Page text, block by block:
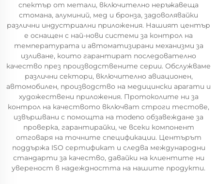
спектър от метали, включително неръжавеща
стомана, алуминий, мед и бронза, задоволявайки
различни индустриални приложения. Нашият център
е оснащен с най-нови системи за контрол на
температурата и автоматизирани механизми за
изливане, които гарантират последователно
качество през производствените серии. Обслужваме
различни сектори, включително авиационен,
автомобилен, производство на медицински aparати и
художествени приложения. Протоколите ни за
контрол на качеството включват строги тестове,
извършвани с помощта на modenо обзавеждане за
проверка, гарантирайки, че всеки компонент
отговаря на точните спецификации. Центърът
поддържа ISO сертификат и следва международни
стандарти за качество, давайки на клиентите ни
увереност в надеждността на нашите продукти.